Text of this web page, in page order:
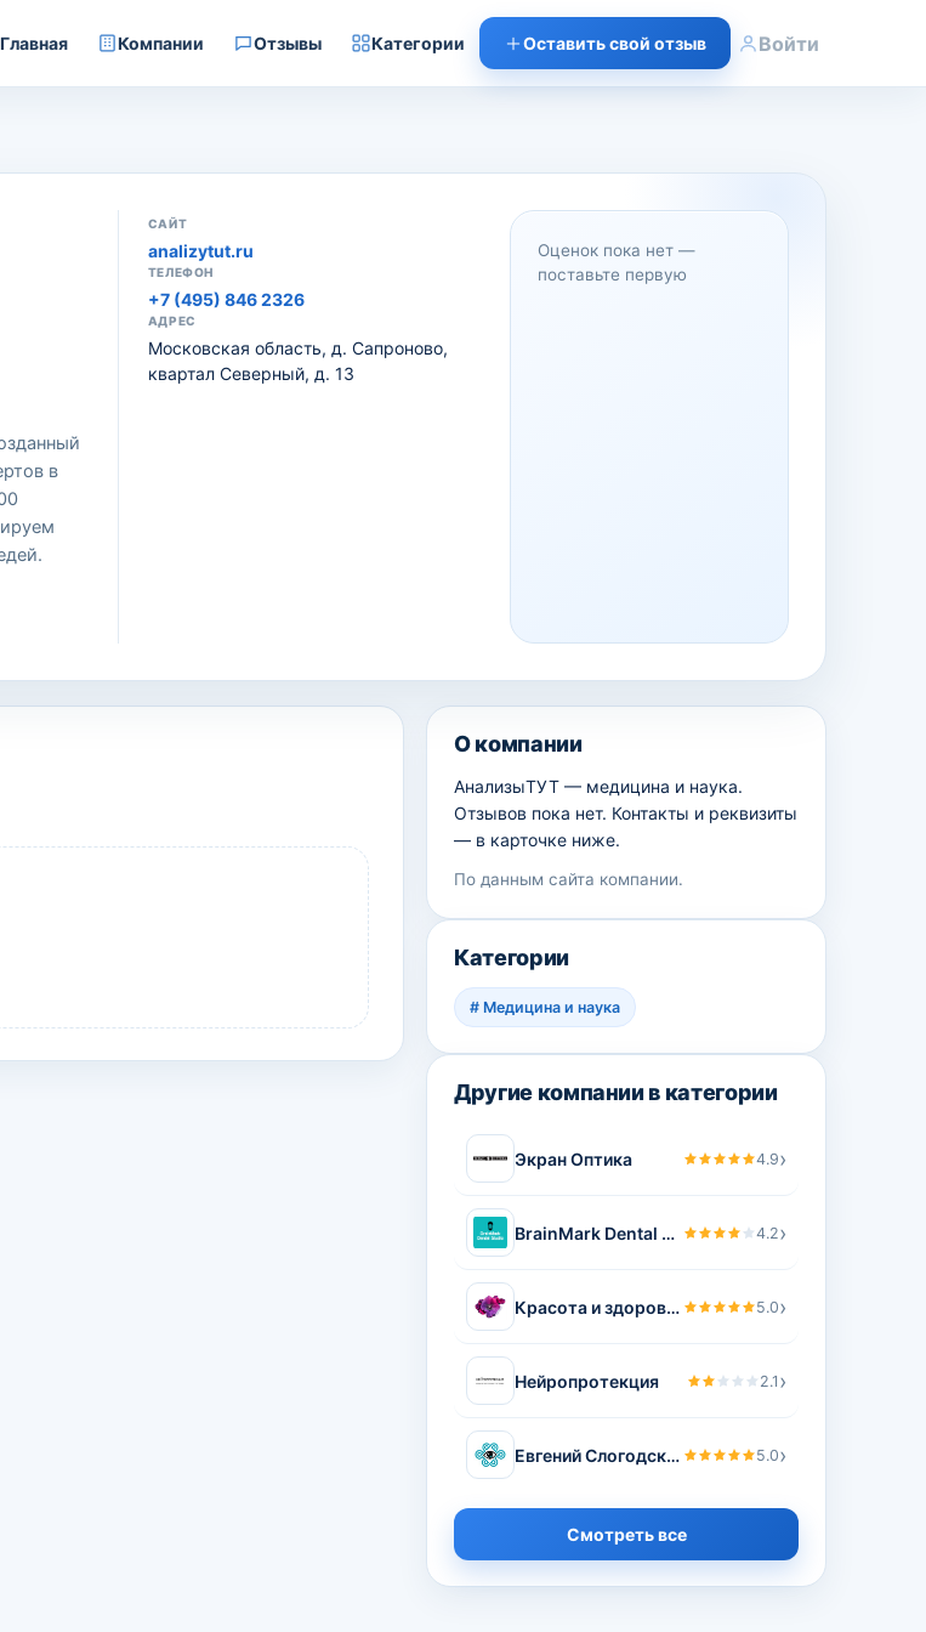
Главная Компании Отзывы Категории Оставить свой отзыв Войти
в
САЙТ
analizytut.ru
ТЕЛЕФОН
+7 (495) 846 2326
АДРЕС
Московская область, д. Сапроново,
квартал Северный, д. 13
Оценок пока нет —
поставьте первую
О компании
АнализыТУТ — медицина и наука.
Отзывов пока нет. Контакты и реквизиты
— в карточке ниже.
По данным сайта компании.
Категории
# Медицина и наука
Другие компании в категории
Экран Оптика 4.9›
BrainMark Dental Studio 4.2›
Красота и здоровье 5.0›
Нейропротекция 2.1 ›
Евгений Слогодский 5.0›
Смотреть все